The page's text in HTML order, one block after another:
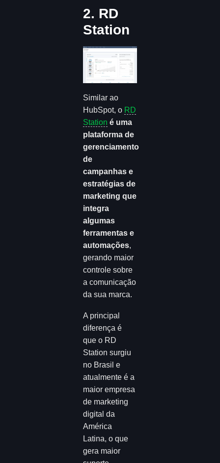
2. RD
Station
Similar ao
HubSpot, o RD
Station é uma
plataforma de
gerenciamento
de
campanhas e
estratégias de
marketing que
integra
algumas
ferramentas e
automações,
gerando maior
controle sobre
a comunicação
da sua marca.
A principal
diferença é
que o RD
Station surgiu
no Brasil e
atualmente é a
maior empresa
de marketing
digital da
América
Latina, o que
gera maior